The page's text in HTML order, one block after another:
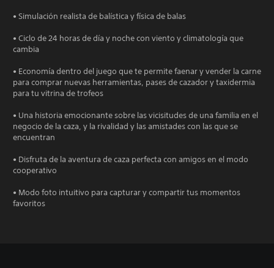
• Simulación realista de balística y física de balas
• Ciclo de 24 horas de día y noche con viento y climatología que
cambia
• Economía dentro del juego que te permite faenar y vender la carne
para comprar nuevas herramientas, pases de cazador y taxidermia
para tu vitrina de trofeos
• Una historia emocionante sobre las vicisitudes de una familia en el
negocio de la caza, y la rivalidad y las amistades con las que se
encuentran
• Disfruta de la aventura de caza perfecta con amigos en el modo
cooperativo
• Modo foto intuitivo para capturar y compartir tus momentos
favoritos